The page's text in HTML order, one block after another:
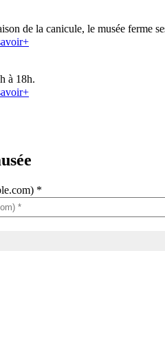
de la canicule, le musée ferme
+
à 18h.
+
*